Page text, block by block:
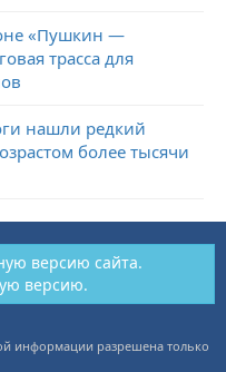
«Пушкин —
трасса для
нашли редкий
более тысячи
версию сайта.
версию.
информации разрешена только